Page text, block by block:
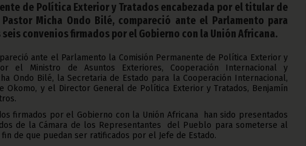
de Política Exterior y Tratados encabezada por el titular de
Micha Ondo Bilé, compareció ante el Parlamento para
convenios firmados por el Gobierno con la Unión Africana.
ante el Parlamento la Comisión Permanente de Política Exterior y
el Ministro de Asuntos Exteriores, Cooperación Internacional y
Ondo Bilé, la Secretaria de Estado para la Cooperación Internacional,
Okomo, y el Director General de Política Exterior y Tratados, Benjamín
firmados por el Gobierno con la Unión Africana han sido presentados
de la Cámara de los Representantes del Pueblo para someterse al
de que puedan ser ratificados por el Jefe de Estado.